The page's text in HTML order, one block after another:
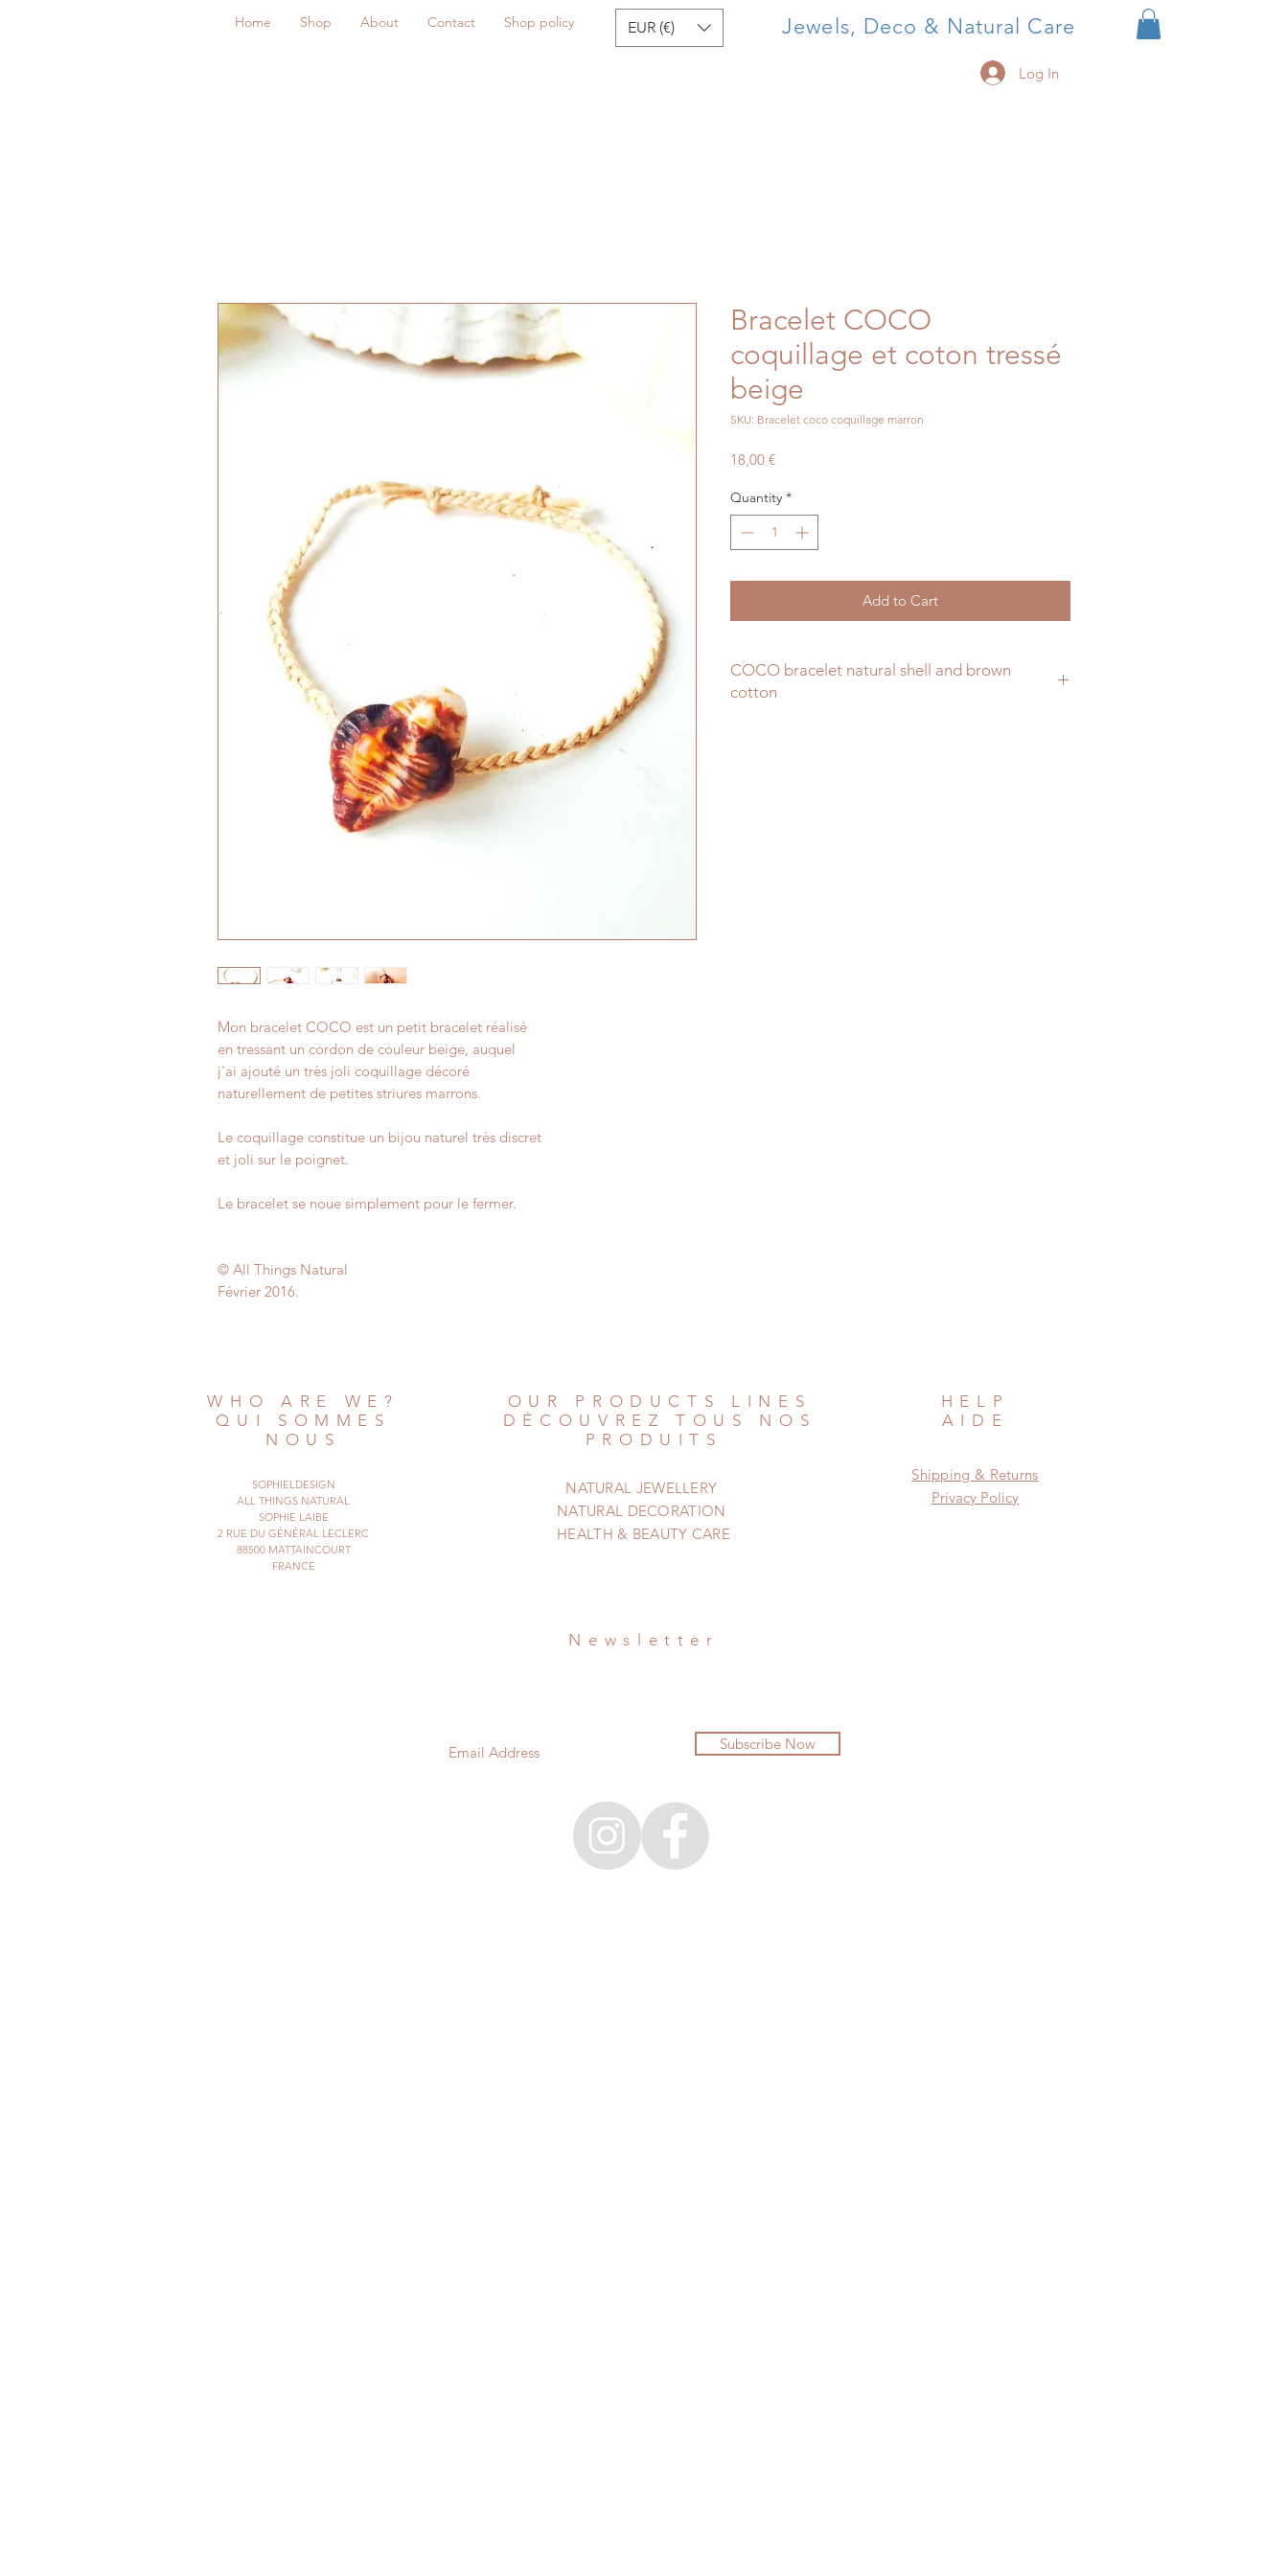
Home Shop About Contact Shop policy EUR (€) Jewels, Deco & Natural Care
Log In
Mon bracelet COCO est un petit bracelet réalisé
en tressant un cordon de couleur beige, auquel
j'ai ajouté un très joli coquillage décoré
naturellement de petites striures marrons.
Le coquillage constitue un bijou naturel très discret
et joli sur le poignet.
Le bracelet se noue simplement pour le fermer.
© All Things Natural
Février 2016.
Bracelet COCO
coquillage et coton tressé
beige
SKU: Bracelet coco coquillage marron
18,00 €Price
Quantity *
Add to Cart
COCO bracelet natural shell and brown
cotton
WHO ARE WE?
QUI SOMMES
NOUS
SOPHIELDESIGN
ALL THINGS NATURAL
SOPHIE LAIBE
2 RUE DU GÉNÉRAL LECLERC
88500 MATTAINCOURT
FRANCE
OUR PRODUCTS LINES
DÉCOUVREZ TOUS NOS
PRODUITS
NATURAL JEWELLERY
NATURAL DECORATION
HEALTH & BEAUTY CARE
Newsletter
Subscribe Now
HELP
AIDE
Shipping & Returns
Privacy Policy